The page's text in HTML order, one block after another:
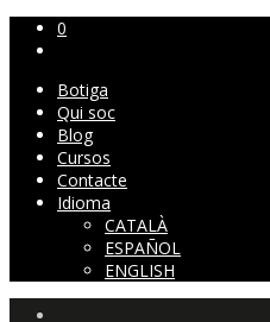
0
Botiga
Qui soc
Blog
Cursos
Contacte
Idioma
CATALÀ
ESPAÑOL
ENGLISH